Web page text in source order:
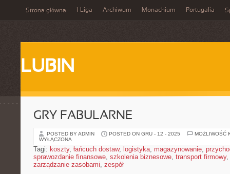
Strona główna 1 Liga Archiwum Monachium Portugalia
LUBIN
GRY FABULARNE
POSTED BY ADMIN POSTED ON GRU - 12 - 2025
MOŻLIWOŚĆ
WYŁĄCZONA
Tagi: koszty, łańcuch dostaw, logistyka, magazynowanie,
sprawozdanie finansowe, szkolenia biznesowe, transport firmowy,
zarządzanie zasobami, zespół